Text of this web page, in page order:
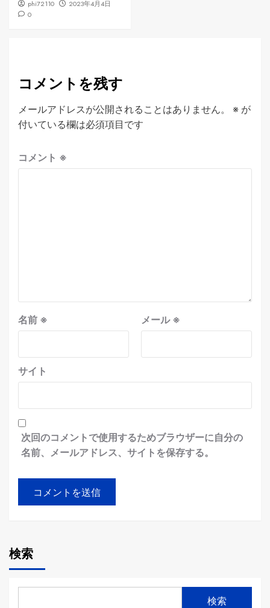
phi72110
2023年4月4日
0
コメントを残す
メールアドレスが公開されることはありません。 ※ が
付いている欄は必須項目です
コメント ※
名前 ※ メール※
サイト
次回のコメントで使用するためブラウザーに自分の
名前、メールアドレス、サイトを保存する。
検索
検索